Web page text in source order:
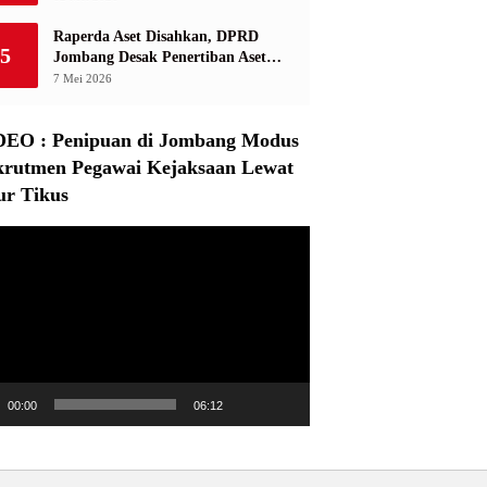
5
Raperda Aset Disahkan, DPRD
Jombang Desak Penertiban Aset
Dikuasai Pihak Ketiga
7 Mei 2026
: Penipuan di Jombang Modus
Pegawai Kejaksaan Lewat
Tikus
00:00 06:12